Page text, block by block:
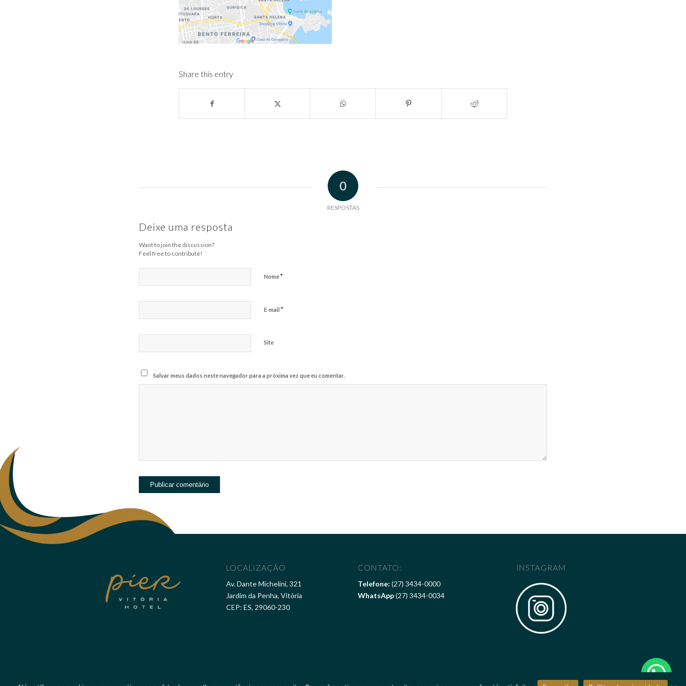
Share this entry
0
RESPOSTAS
Deixe uma resposta
Want to join the discussion?
Feel free to contribute!
Nome*
E-mail *
Site
Salvar meus dados neste navegador para a próxima vez que eu comentar.
LOCALIZAÇÃO
Av. Dante Michelini, 321
Jardim da Penha, Vitória
CEP: ES, 29060-230
CONTATO:
Telefone: (27) 3434-0000
WhatsApp(27) 3434-0034
INSTAGRAM